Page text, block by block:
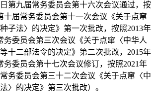
九届常务委员会第十六次会议通过，按
十届常务委员会第十一次会议《关于点窜
子法〉的决定》第一次批改，按照2013年
务委员会第三次会议《关于点窜〈中华人
十二部法令的决定》第二次批改，2015年
务委员会第十七次会议修订，按照2021年
务委员会第三十二次会议《关于点窜〈中
〉的决定》第三次批改）。